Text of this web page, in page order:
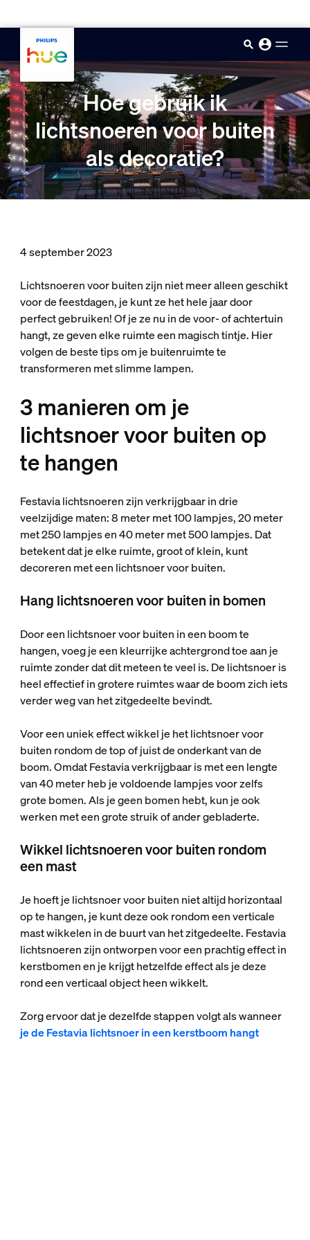
Hoe gebruik ik
lichtsnoeren voor buiten
als decoratie?
4 september 2023
Lichtsnoeren voor buiten zijn niet meer alleen geschikt
voor de feestdagen, je kunt ze het hele jaar door
perfect gebruiken! Of je ze nu in de voor- of achtertuin
hangt, ze geven elke ruimte een magisch tintje. Hier
volgen de beste tips om je buitenruimte te
transformeren met slimme lampen.
3 manieren om je
lichtsnoer voor buiten op
te hangen
Festavia lichtsnoeren zijn verkrijgbaar in drie
veelzijdige maten: 8 metermet 100 lampjes, 20 meter
met 250 lampjes en 40 metermet 500 lampjes. Dat
betekent dat je elke ruimte, groot of klein, kunt
decoreren met een lichtsnoer voor buiten.
Hang lichtsnoeren voor buiten in bomen
Door een lichtsnoer voor buiten in een boom te
hangen, voeg je een kleurrijke achtergrond toe aan je
ruimte zonder dat dit meteen te veel is. De lichtsnoer is
heel effectief in grotere ruimtes waar de boom zich iets
verder weg van het zitgedeelte bevindt.
Voor een uniek effect wikkel je het lichtsnoer voor
buiten rondom de top of juist de onderkant van de
boom. Omdat Festavia verkrijgbaar is met een lengte
van 40 meterheb je voldoende lampjes voor zelfs
grote bomen. Als je geen bomen hebt, kun je ook
werken met een grote struik of ander gebladerte.
Wikkel lichtsnoeren voor buiten rondom
een mast
Je hoeft je lichtsnoer voor buiten niet altijd horizontaal
op te hangen, je kunt deze ook rondom een verticale
mast wikkelen in de buurt van het zitgedeelte. Festavia
lichtsnoeren zijn ontworpen voor een prachtig effect in
kerstbomen en je krijgt hetzelfde effect als je deze
rond een verticaal object heen wikkelt.
Zorg ervoor dat je dezelfde stappen volgt als wanneer
je de Festavia lichtsnoer in een kerstboom hangt